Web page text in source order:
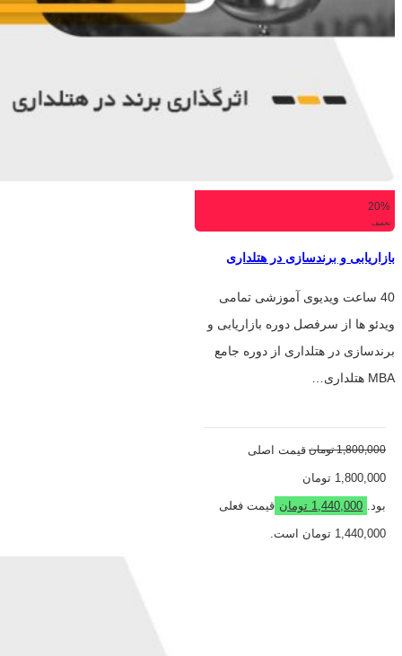
20%
تخفیف
بازاریابی و برندسازی در هتلداری
40 ساعت ویدیوی آموزشی تمامی
ویدئو ها از سرفصل دوره بازاریابی و
برندسازی در هتلداری از دوره جامع
MBA هتلداری…
1,800,000 تومان قیمت اصلی
1,800,000 تومان
بود. 1,440,000 تومان قیمت فعلی
1,440,000 تومان است.